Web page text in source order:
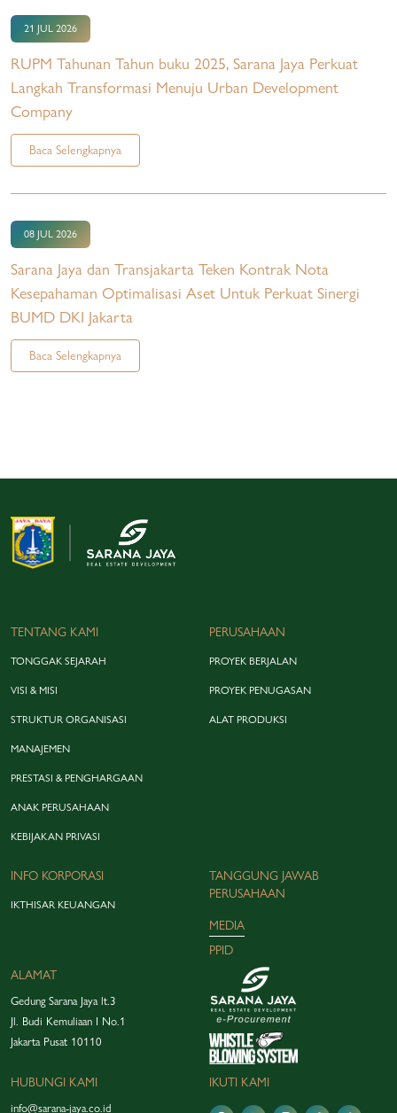
21 JUL 2026
RUPM Tahunan Tahun buku 2025, Sarana Jaya Perkuat
Langkah Transformasi Menuju Urban Development
Company
Baca Selengkapnya
08 JUL 2026
Sarana Jaya dan Transjakarta Teken Kontrak Nota
Kesepahaman Optimalisasi Aset Untuk Perkuat Sinergi
BUMD DKI Jakarta
Baca Selengkapnya
TENTANG KAMI
TONGGAK SEJARAH
VISI & MISI
STRUKTUR ORGANISASI
MANAJEMEN
PRESTASI & PENGHARGAAN
ANAK PERUSAHAAN
KEBIJAKAN PRIVASI
PERUSAHAAN
PROYEK BERJALAN
PROYEK PENUGASAN
ALAT PRODUKSI
INFO KORPORASI
IKTHISAR KEUANGAN
TANGGUNG JAWAB
PERUSAHAAN
MEDIA
PPID
ALAMAT
Gedung Sarana Jaya lt.3
Jl. Budi Kemuliaan I No.1
Jakarta Pusat 10110
HUBUNGI KAMI
info@sarana-jaya.co.id
IKUTI KAMI